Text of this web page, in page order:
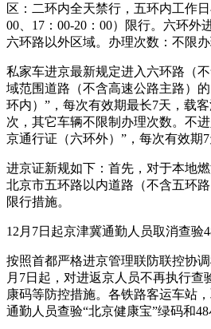
区：二环内全天禁行，五环内工作日
00、17：00-20：00）限行。六环外
六环路以外区域。办理次数：不限办
私家车进京最新规定进入六环路（
域范围道路（不含高速公路主路）
环内）”，每次有效期最长7天，载
次，其它车辆不限制办理次数。不
京通行证（六环外）”，每次有效期
进京证新规如下：首先，对于本地
北京市五环路以内道路（不含五环
限行措施。
12月7日起京津冀通勤人员取消查验
按照首都严格进京管理联防联控协
月7日起，对进返京人员不再执行查
康码等防控措施。各铁路客运车站
通勤人员查验“北京健康宝”绿码和